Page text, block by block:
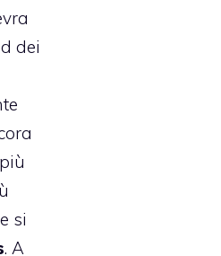
dei
si
. A